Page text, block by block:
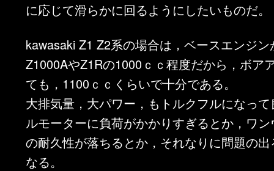
に応じて滑らかに回るようにしたいものだ。
kawasaki Z1 Z2系の場合は，ベースエンジ
Z1000AやZ1Rの1000ｃｃ程度だから，ボア
ても，1100ｃｃくらいで十分である。
大排気量，大パワー，もトルクフルになっ
ルモーターに負荷がかかりすぎるとか，ワ
の耐久性が落ちるとか，それなりに問題の
なる。